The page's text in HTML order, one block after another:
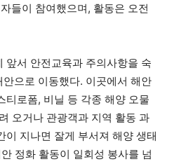
들이 참여했으며, 활동은 오전
앞서 안전교육과 주의사항을 숙
으로 이동했다. 이곳에서 해안
티로폼, 비닐 등 각종 해양 오물
오거나 관광객과 지역 활동 과
이 지나면 잘게 부서져 해양 생태
정화 활동이 일회성 봉사를 넘